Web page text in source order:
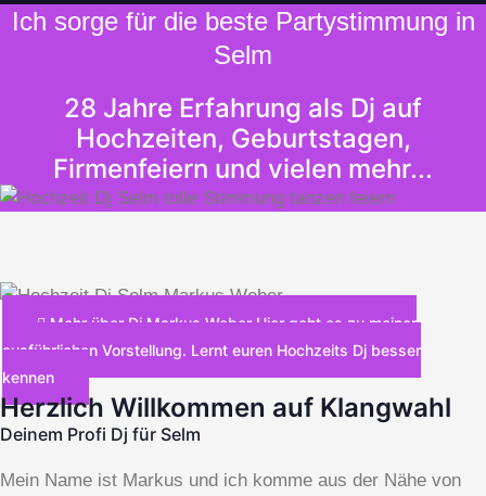
Ich sorge für die beste Partystimmung in
Selm
28 Jahre Erfahrung als Dj auf
Hochzeiten, Geburtstagen,
Firmenfeiern und vielen mehr...
Mehr über Dj Markus Weber Hier geht es zu meiner
ausführlichen Vorstellung. Lernt euren Hochzeits Dj besser
kennen
Herzlich Willkommen auf Klangwahl
Deinem Profi Dj für Selm
Mein Name ist Markus und ich komme aus der Nähe von